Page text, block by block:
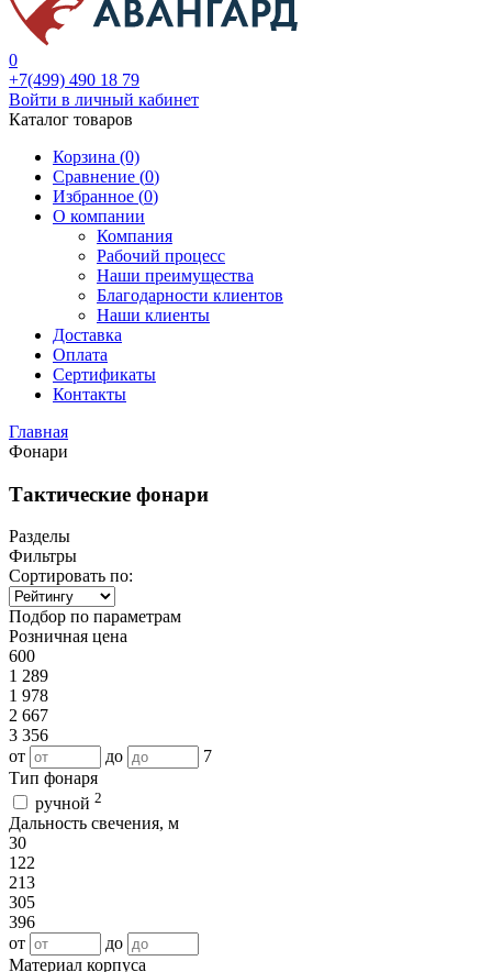
0
+7(499) 490 18 79
Войти в личный кабинет
Каталог товаров
Корзина (0)
Сравнение (0)
Избранное (0)
О компании
Компания
Рабочий процесс
Наши преимущества
Благодарности клиентов
Наши клиенты
Доставка
Оплата
Сертификаты
Контакты
Главная
Фонари
Тактические фонари
Разделы
Фильтры
Сортировать по:
Подбор по параметрам
Розничная цена
600
1 289
1 978
2 667
3 356
от
до
7
Тип фонаря
ручной 2
Дальность свечения, м
30
122
213
305
396
от
до
Материал корпуса